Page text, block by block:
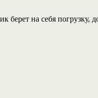
на себя погрузку,